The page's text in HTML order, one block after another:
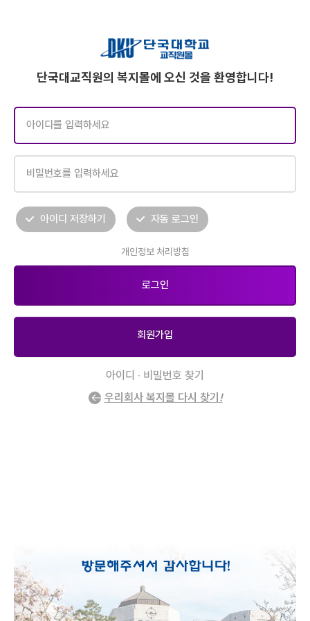
단국대교직원의 복지몰에 오신 것을 환영합니다!
아이디 저장하기 자동 로그인
개인정보 처리방침
회원가입
아이디 · 비밀번호 찾기
우리회사 복지몰 다시 찾기 !